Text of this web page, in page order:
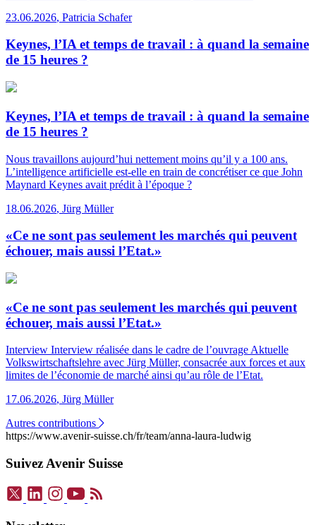
23.06.2026, Patricia Schafer
Keynes, l’IA et temps de travail : à quand la semaine
de 15 heures ?
Keynes, l’IA et temps de travail : à quand la semaine
de 15 heures ?
Nous travaillons aujourd’hui nettement moins qu’il y a 100 ans.
L’intelligence artificielle est-elle en train de concrétiser ce que John
Maynard Keynes avait prédit à l’époque ?
18.06.2026, Jürg Müller
«Ce ne sont pas seulement les marchés qui peuvent
échouer, mais aussi l’Etat.»
«Ce ne sont pas seulement les marchés qui peuvent
échouer, mais aussi l’Etat.»
Interview Interview réalisée dans le cadre de l’ouvrage Aktuelle
Volkswirtschaftslehre avec Jürg Müller, consacrée aux forces et aux
limites de l’économie de marché ainsi qu’au rôle de l’Etat.
17.06.2026, Jürg Müller
Autres contributions
https://www.avenir-suisse.ch/fr/team/anna-laura-ludwig
Suivez Avenir Suisse